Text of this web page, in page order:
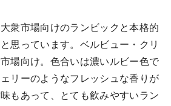
衆市場向けのランビックと本格的
思っています。ベルビュー・クリ
場向け。色合いは濃いルビー色で
リーのようなフレッシュな香りが
もあって、とても飲みやすいラン